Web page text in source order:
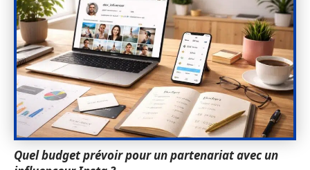
Quel budget prévoir pour un partenariat avec un